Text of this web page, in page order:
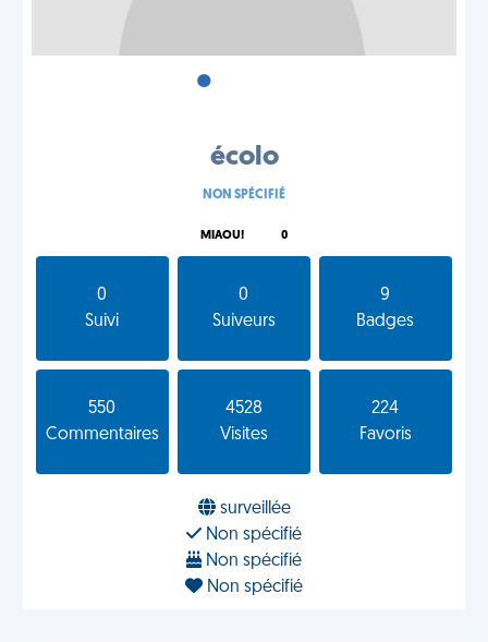
•
écolo
NON SPÉCIFIÉ
MIAOU! 0
0
Suivi
0
Suiveurs
9
Badges
550
Commentaires
4528
Visites
224
Favoris
surveillée
Non spécifié
Non spécifié
Non spécifié